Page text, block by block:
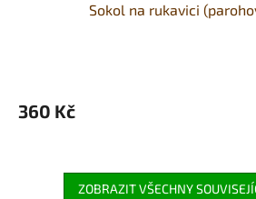
Sokol na rukavici
360 Kč
ZOBRAZIT VŠECHNY